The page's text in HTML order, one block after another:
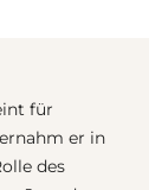
für
er in
des